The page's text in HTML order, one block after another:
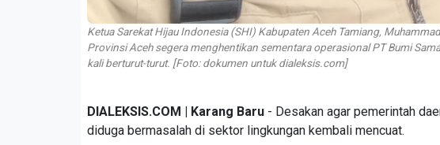
Ketua Sarekat Hijau Indonesia (SHI) Kabupaten Aceh Tamiang,
Provinsi Aceh segera menghentikan sementara operasional PT Bumi
kali berturut-turut. [Foto: dokumen untuk dialeksis.com]
DIALEKSIS.COM | Karang Baru - Desakan agar pemerintah
diduga bermasalah di sektor lingkungan kembali mencuat.